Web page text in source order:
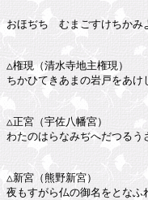
おほぢちゝむまごすけちか
（同
△権現（清水寺地主権現）
ちかひてきあまの岩戸をあ
（玉葉
△正宮（宇佐八幡宮）
わたのはらなみぢへだつるう
（夫木和歌
△新宮（熊野新宮）
夜もすがら仏の御名をとなふ